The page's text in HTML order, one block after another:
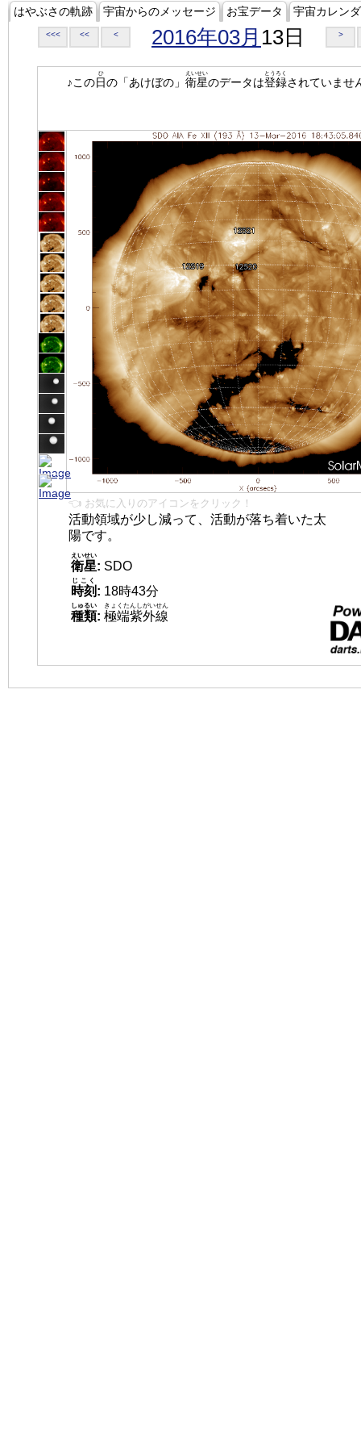
はやぶさの軌跡 宇宙からのメッセージ お宝データ 宇宙カレン
<<< << < 2016年03月 13日 >
♪この日
ひ
の「あけぼの」 衛星
えいせい
のデータは登録
とうろく
されていませ
👈 お気に入りのアイコンをクリック！
活動領域が少し減って、活動が落ち着いた太
陽です。
衛星
えいせい
: SDO
時刻
じこく
: 18時43分
種類
しゅるい
: 極端紫外線
きょくたんしがいせん